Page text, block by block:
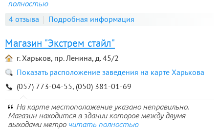
полностью
4 отзыва Подробная информация
Магазин "Экстрем стайл"
г. Харьков, пр. Ленина, д. 45/2
Показать расположение заведения на карте Харькова
(057) 773-04-55, (050) 381-01-69
На карте местоположение указано неправильно.
Магазин находится в здании которое между двумя
выходами метро читать полностью